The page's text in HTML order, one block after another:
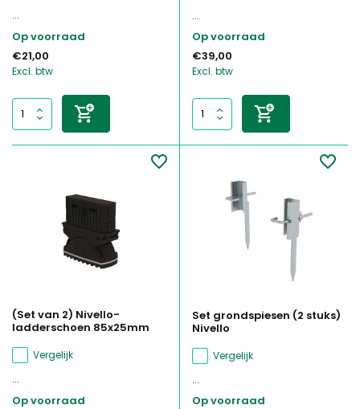
...
Op voorraad
€21,00
Excl. btw
...
Op voorraad
€39,00
Excl. btw
(Set van 2) Nivello-
ladderschoen 85x25mm
Vergelijk
...
Op voorraad
Set grondspiesen (2 stuks)
Nivello
Vergelijk
...
Op voorraad